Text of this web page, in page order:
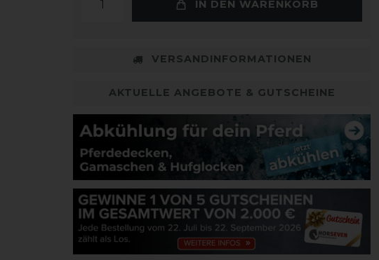
IN DEN WARENKORB
VERSANDINFORMATIONEN
AKTUELLE ANGEBOTE & GUTSCHEINE